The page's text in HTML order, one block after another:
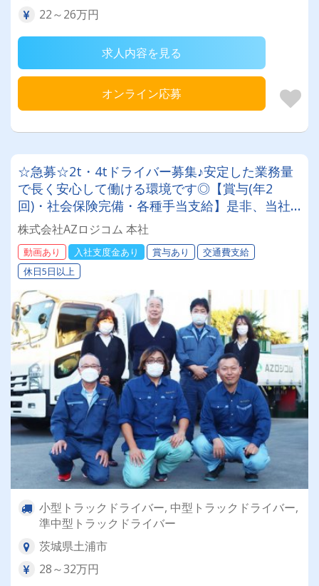
22～26万円
求人内容を見る
オンライン応募
☆急募☆2t・4tドライバー募集♪安定した業務量
で長く安心して働ける環境です◎【賞与(年2
回)・社会保険完備・各種手当支給】是非、当社
で新たなスタートを切りませんか⁉
株式会社AZロジコム 本社
動画あり 入社支度金あり 賞与あり
交通費支給
休日5日以上
小型トラックドライバー, 中型トラックドライバー,
準中型トラックドライバー
茨城県土浦市
28～32万円